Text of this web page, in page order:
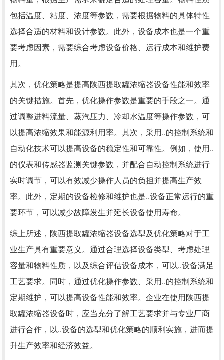
包括温度、粘度、浓度等参数，需要根据物料的具体特性
选择合适的材料和设计参数。此外，设备成本也是一个重
要考虑因素，需要综合考虑设备价格、运行成本和维护费
用。
其次，优化策略是提高陕西提取罐浓缩器设备性能和效率
的关键措施。首先，优化操作参数是重要的手段之一。通
过调整进料流量、蒸汽压力、冷却水温度等操作参数，可
以提高浓缩效果和能源利用率。其次，采用..的控制系统和
自动化技术可以提高设备的稳定性和可靠性。例如，使用..
的仪表和传感器监测关键参数，并配合自动控制系统进行
实时调节，可以有效减少操作人员的负担并提高生产效
率。此外，定期的设备检修和维护也是..设备正常运行的重
要环节，可以减少故障发生并延长设备使用寿命。
综上所述，陕西提取罐浓缩器设备选型及优化策略对于工
业生产具有重要意义。通过合理选择设备类型、考虑处理
容量和物料性质，以及综合评估设备成本，可以..设备满足
工艺要求。同时，通过优化操作参数、采用..的控制系统和
定期维护，可以提高设备性能和效率。企业在使用陕西提
取罐浓缩器设备时，应当充分了解工艺要求并与专业厂商
进行合作，以..设备的选型和优化策略的顺利实施，进而提
升生产效率和经济效益。